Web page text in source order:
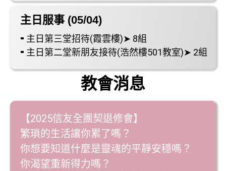
主日服事 (05/04)
⁃ 主日第三堂招待(霞雲樓)➤ 8組
⁃ 主日第二堂新朋友接待(浩然樓501教室)➤ 2組
教會消息
【2025信友全團契退修會】
繁瑣的生活讓你累了嗎？
你想要知道什麼是靈魂的平靜安穩嗎？
你渴望重新得力嗎？